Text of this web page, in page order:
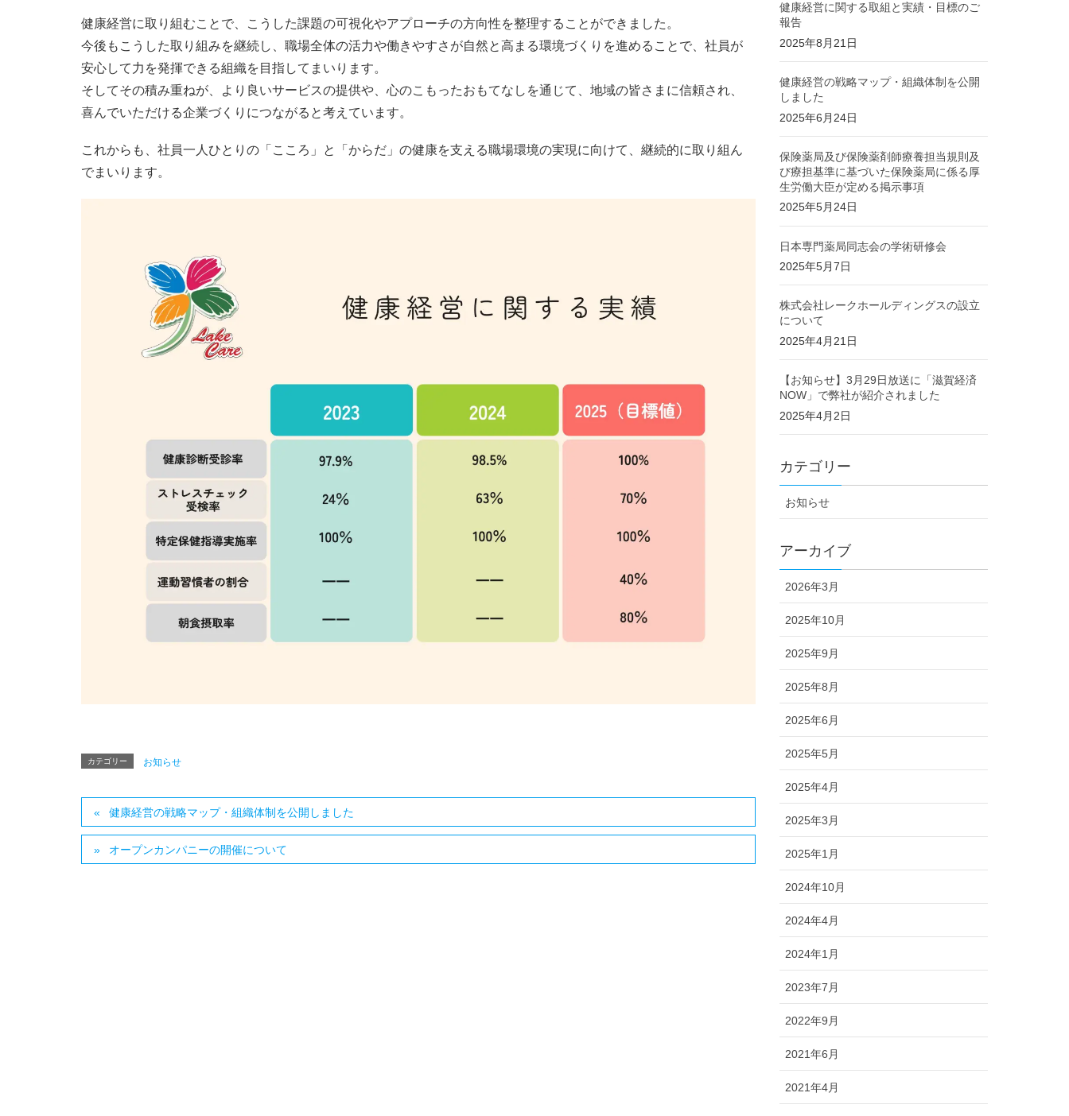
健康経営に取り組むことで、こうした課題の可視化やアプローチの方向性を整理することができました。
今後もこうした取り組みを継続し、職場全体の活力や働きやすさが自然と高まる環境づくりを進めることで、社員が
安心して力を発揮できる組織を目指してまいります。
そしてその積み重ねが、より良いサービスの提供や、心のこもったおもてなしを通じて、地域の皆さまに信頼され、
喜んでいただける企業づくりにつながると考えています。
これからも、社員一人ひとりの「こころ」と「からだ」の健康を支える職場環境の実現に向けて、継続的に取り組ん
でまいります。
カテゴリー お知らせ
健康経営の戦略マップ・組織体制を公開しました
オープンカンパニーの開催について
健康経営に関する取組と実績・目標のご
報告
2025年8月21日
健康経営の戦略マップ・組織体制を公開
しました
2025年6月24日
保険薬局及び保険薬剤師療養担当規則及
び療担基準に基づいた保険薬局に係る厚
生労働大臣が定める掲示事項
2025年5月24日
日本専門薬局同志会の学術研修会
2025年5月7日
株式会社レークホールディングスの設立
について
2025年4月21日
【お知らせ】3月29日放送に「滋賀経済
NOW」で弊社が紹介されました
2025年4月2日
カテゴリー
お知らせ
アーカイブ
2026年3月
2025年10月
2025年9月
2025年8月
2025年6月
2025年5月
2025年4月
2025年3月
2025年1月
2024年10月
2024年4月
2024年1月
2023年7月
2022年9月
2021年6月
2021年4月